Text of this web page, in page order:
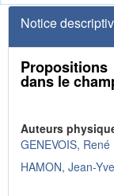
Notice
dans le
Auteurs
GENEVOIS, René
HAMON, Jean-